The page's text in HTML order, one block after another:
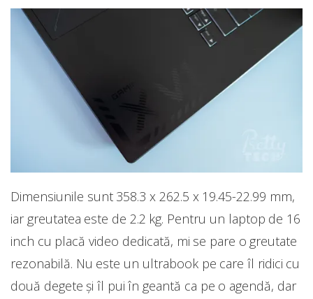
Dimensiunile sunt 358.3 x 262.5 x 19.45-22.99 mm,
iar greutatea este de 2.2 kg. Pentru un laptop de 16
inch cu placă video dedicată, mi se pare o greutate
rezonabilă. Nu este un ultrabook pe care îl ridici cu
două degete și îl pui în geantă ca pe o agendă, dar